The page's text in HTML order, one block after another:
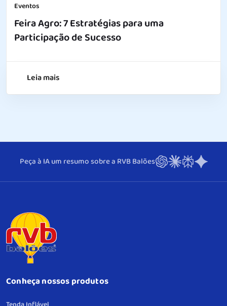
Eventos
Feira Agro: 7 Estratégias para uma
Participação de Sucesso
Leia mais
Peça à IA um resumo sobre a RVB Balões
Conheça nossos produtos